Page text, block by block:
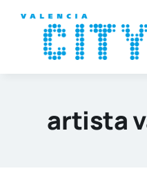
contenido
artista